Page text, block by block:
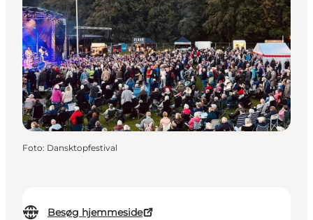
Besøg hjemmeside
Foto: Dansktopfestival